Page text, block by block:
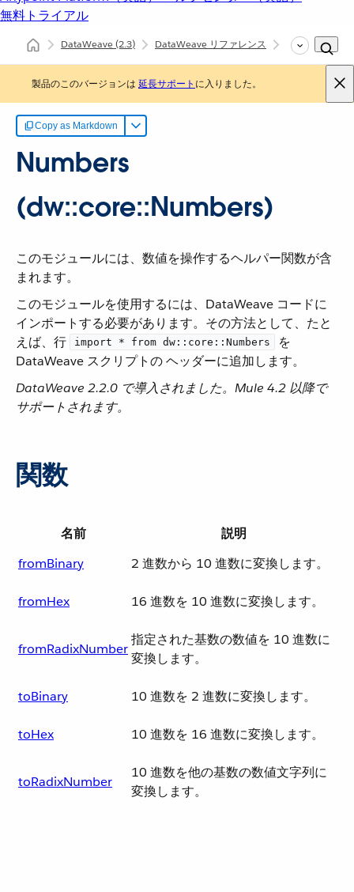
無料トライアル
DataWeave(2.3) DataWeave リファレンス Numbers
製品のこのバージョンは 延長サポート に入りました。
Copy as Markdown
Numbers
(dw::core::Numbers)
このモジュールには、数値を操作するヘルパー関数が含
まれます。
このモジュールを使用するには、DataWeave コードに
インポートする必要があります。その方法として、たと
えば、行 ​
import * from dw::core::Numbers
​ を
DataWeave スクリプトの ヘッダーに追加します。
DataWeave 2.2.0 で導入されました。Mule 4.2 以降で
サポートされます。
関数
名前
説明
fromBinary
2 進数から 10 進数に変換します。
fromHex 16 進数を 10 進数に変換します。
fromRadixNumber
指定された基数の数値を 10 進数に
変換します。
toBinary 10 進数を 2 進数に変換します。
toHex 10 進数を 16 進数に変換します。
toRadixNumber
10 進数を他の基数の数値文字列に
変換します。